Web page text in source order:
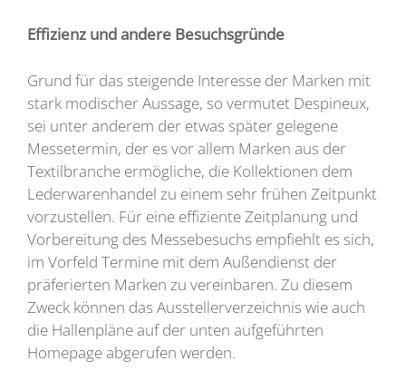
Effizienz und andere Besuchsgründe
Grund für das steigende Interesse der Marken mit
stark modischer Aussage, so vermutet Despineux,
sei unter anderem der etwas später gelegene
Messetermin, der es vor allem Marken aus der
Textilbranche ermögliche, die Kollektionen dem
Lederwarenhandel zu einem sehr frühen Zeitpunkt
vorzustellen. Für eine effiziente Zeitplanung und
Vorbereitung des Messebesuchs empfiehlt es sich,
im Vorfeld Termine mit dem Außendienst der
präferierten Marken zu vereinbaren. Zu diesem
Zweck können das Ausstellerverzeichnis wie auch
die Hallenpläne auf der unten aufgeführten
Homepage abgerufen werden.